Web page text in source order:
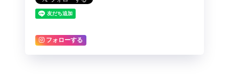
フォローする